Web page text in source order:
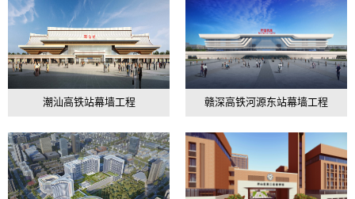
潮汕高铁站幕墙工程 赣深高铁河源东站幕墙工程